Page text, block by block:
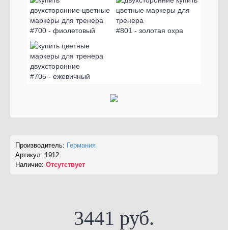
#700 - фиолетовый #801 - золотая охра
#705 - ежевичный
Производитель: Германия
Артикул: 1912
Наличие: Отсутствует
3441 руб.